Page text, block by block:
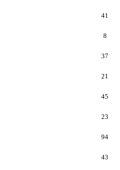
41
8
37
21
45
23
94
43